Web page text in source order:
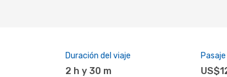
Duración del viaje
2 h y 30 m